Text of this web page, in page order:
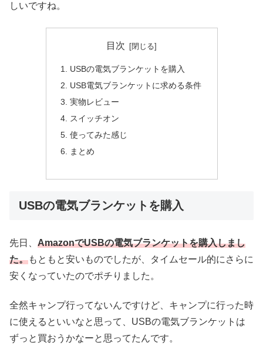
しいですね。
目次
USBの電気ブランケットを購入
USB電気ブランケットに求める条件
実物レビュー
スイッチオン
使ってみた感じ
まとめ
USBの電気ブランケットを購入
先日、 AmazonでUSBの電気ブランケットを購入しまし
た。もともと安いものでしたが、タイムセール的にさらに
安くなっていたのでポチりました。
全然キャンプ行ってないんですけど、キャンプに行った時
に使えるといいなと思って、USBの電気ブランケットは
ずっと買おうかなーと思ってたんです。